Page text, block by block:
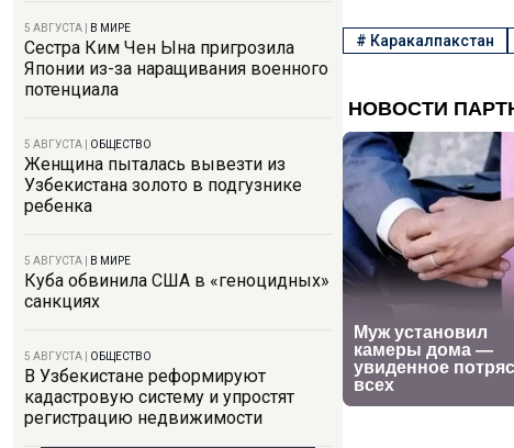
5 АВГУСТА В МИРЕ
Сестра Ким Чен Ына пригрозила
Японии из-за наращивания военного
потенциала
5 АВГУСТА ОБЩЕСТВО
Женщина пыталась вывезти из
Узбекистана золото в подгузнике
ребенка
5 АВГУСТА В МИРЕ
Куба обвинила США в «геноцидных»
санкциях
5 АВГУСТА ОБЩЕСТВО
В Узбекистане реформируют
кадастровую систему и упростят
регистрацию недвижимости
# Каракалпакстан